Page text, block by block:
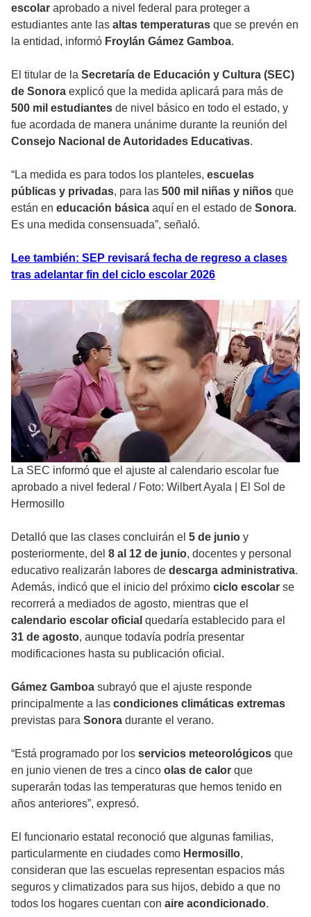
escolar aprobado a nivel federal para proteger a
estudiantes ante las altas temperaturas que se prevén en
la entidad, informó Froylán Gámez Gamboa.
El titular de la Secretaría de Educación y Cultura (SEC)
de Sonora explicó que la medida aplicará para más de
500 mil estudiantes de nivel básico en todo el estado, y
fue acordada de manera unánime durante la reunión del
Consejo Nacional de Autoridades Educativas.
“La medida es para todos los planteles, escuelas
públicas y privadas, para las 500 mil niñas y niños que
están en educación básica aquí en el estado de Sonora.
Es una medida consensuada”, señaló.
Lee también: SEP revisará fecha de regreso a clases
tras adelantar fin del ciclo escolar 2026
La SEC informó que el ajuste al calendario escolar fue
aprobado a nivel federal / Foto: Wilbert Ayala | El Sol de
Hermosillo
Detalló que las clases concluirán el 5 de junio y
posteriormente, del 8 al 12 de junio, docentes y personal
educativo realizarán labores de descarga administrativa.
Además, indicó que el inicio del próximo ciclo escolar se
recorrerá a mediados de agosto, mientras que el
calendario escolar oficial quedaría establecido para el
31 de agosto, aunque todavía podría presentar
modificaciones hasta su publicación oficial.
Gámez Gamboa subrayó que el ajuste responde
principalmente a las condiciones climáticas extremas
previstas para Sonora durante el verano.
“Está programado por los servicios meteorológicos que
en junio vienen de tres a cinco olas de calor que
superarán todas las temperaturas que hemos tenido en
años anteriores”, expresó.
El funcionario estatal reconoció que algunas familias,
particularmente en ciudades como Hermosillo,
consideran que las escuelas representan espacios más
seguros y climatizados para sus hijos, debido a que no
todos los hogares cuentan con aire acondicionado.